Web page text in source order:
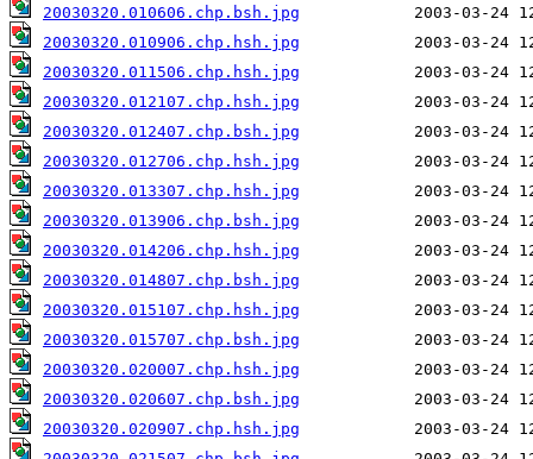
20030320.010606.chp.bsh.jpg
20030320.010906.chp.hsh.jpg
20030320.011506.chp.hsh.jpg
20030320.012107.chp.hsh.jpg
20030320.012407.chp.bsh.jpg
20030320.012706.chp.hsh.jpg
20030320.013307.chp.hsh.jpg
20030320.013906.chp.bsh.jpg
20030320.014206.chp.hsh.jpg
20030320.014807.chp.bsh.jpg
20030320.015107.chp.hsh.jpg
20030320.015707.chp.bsh.jpg
20030320.020007.chp.hsh.jpg
20030320.020607.chp.bsh.jpg
20030320.020907.chp.hsh.jpg